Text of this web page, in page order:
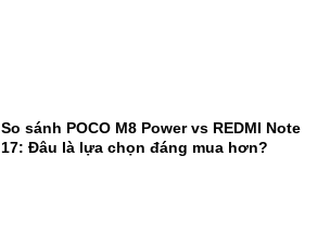
So sánh POCO M8 Power vs REDMI Note
17: Đâu là lựa chọn đáng mua hơn?